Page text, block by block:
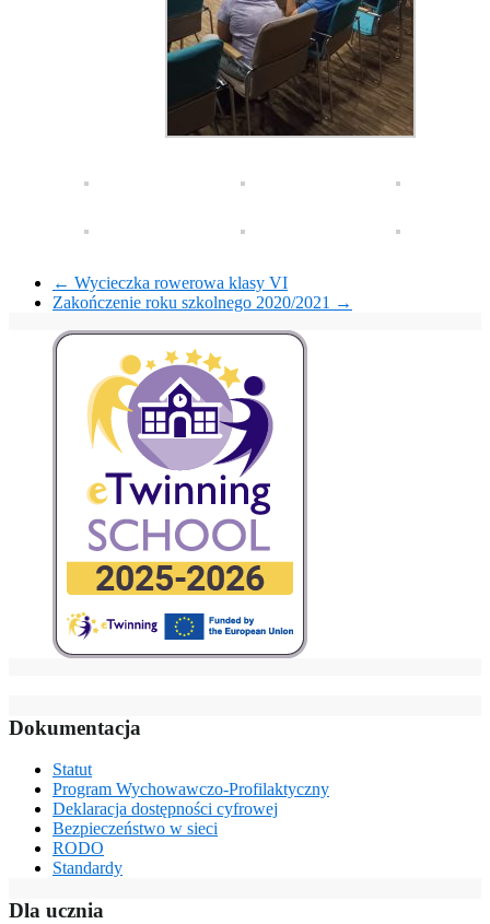
← Wycieczka rowerowa klasy VI
Zakończenie roku szkolnego 2020/2021 →
Dokumentacja
Statut
Program Wychowawczo-Profilaktyczny
Deklaracja dostępności cyfrowej
Bezpieczeństwo w sieci
RODO
Standardy
Dla ucznia